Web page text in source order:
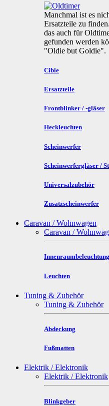
Manchmal ist es
Ersatzteile zu
das auch für
gefunden werden
"Oldie but Goldie".
Cibie
Ersatzteile
Frontblinker / -gläser
Heckleuchten
Scheinwerfer
Scheinwerfergläser /
Universalzubehör
Zusatzscheinwerfer
Caravan / Wohnwagen
Caravan /
Innenraumbeleuchtung
Leuchten
Tuning & Zubehör
Tuning & Zubehör
Abdeckung
Fußmatten
Elektrik / Elektronik
Elektrik / Elektronik
Blinkgeber